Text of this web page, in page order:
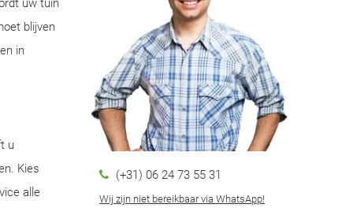
uw tuin
blijven
in
u
Kies
alle
(+31) 06 24 73 55 31
Wij zijn niet bereikbaar via WhatsApp!